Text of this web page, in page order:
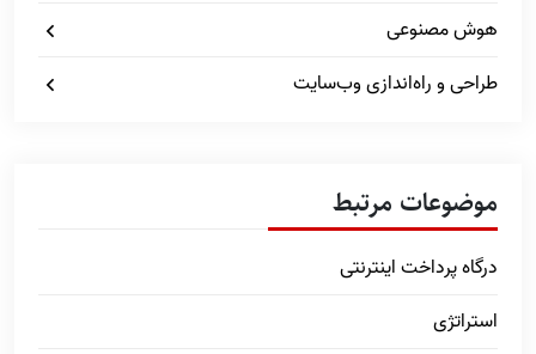
هوش مصنوعی
طراحی و راه‌اندازی وب‌سایت
موضوعات مرتبط
درگاه پرداخت اینترنتی
استراتژی